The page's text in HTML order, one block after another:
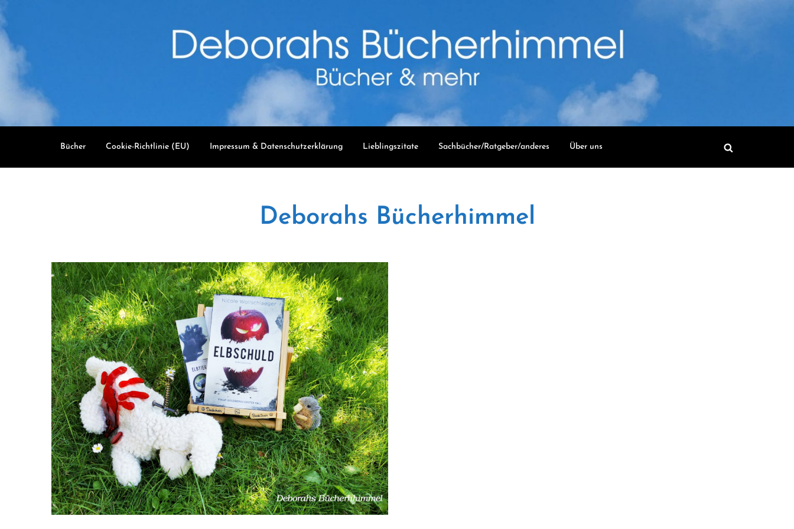
content
Bücher Cookie-Richtlinie (EU) Impressum & Datenschutzerklärung Lieblingszitate Sachbücher/Ratgeber/anderes Über uns
Deborahs Bücherhimmel